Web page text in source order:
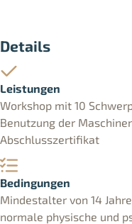
Details
Leistungen
Workshop mit 10
Benutzung der
Abschlusszertifikat
Bedingungen
Mindestalter von 14
normale physische und